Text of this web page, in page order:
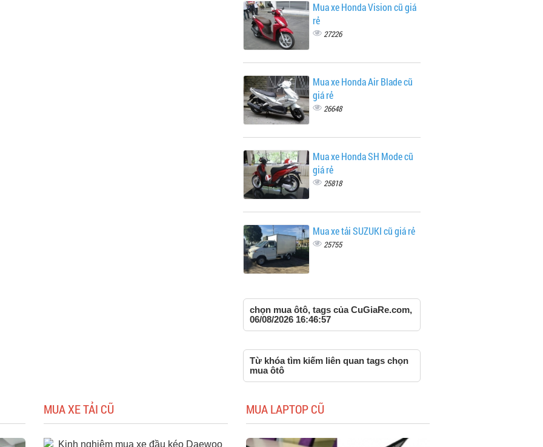
Mua xe Honda Vision cũ giá
rẻ
27226
Mua xe Honda Air Blade cũ
giá rẻ
26648
Mua xe Honda SH Mode cũ
giá rẻ
25818
Mua xe tải SUZUKI cũ giá rẻ
25755
chọn mua ôtô, tags của CuGiaRe.com,
06/08/2026 16:46:57
Từ khóa tìm kiếm liên quan tags chọn
mua ôtô
MUA XE TẢI CŨ MUA LAPTOP CŨ